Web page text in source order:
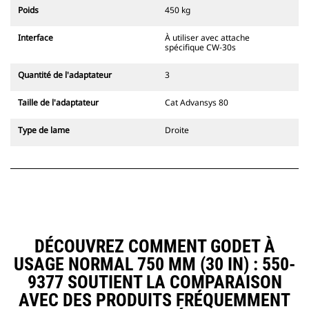
champ de vision du conducteur.
Les attaches à accouplement par
axes Cat sont compatibles avec les
352 et toutes les pelles sur pneus.
tranchée sont également
Les équipements compatibles avec
rapide fixes. Les attaches spéciales
Les attaches spéciales CW sont
disponibles pour toutes les pelles
hydrauliques à chaines et sur
pneus.
Poids 450 kg
Interface
À utiliser avec attache
spécifique CW-30s
Quantité de l'adaptateur 3
Taille de l'adaptateur Cat Advansys 80
Type de lame Droite
DÉCOUVREZ COMMENT GODET À
USAGE NORMAL 750 MM (30 IN) : 550-
9377 SOUTIENT LA COMPARAISON
AVEC DES PRODUITS FRÉQUEMMENT